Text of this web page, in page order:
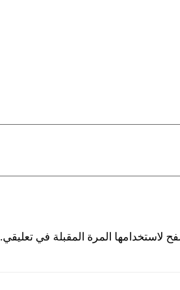
لاستخدامها المرة المقبلة في تعليقي.